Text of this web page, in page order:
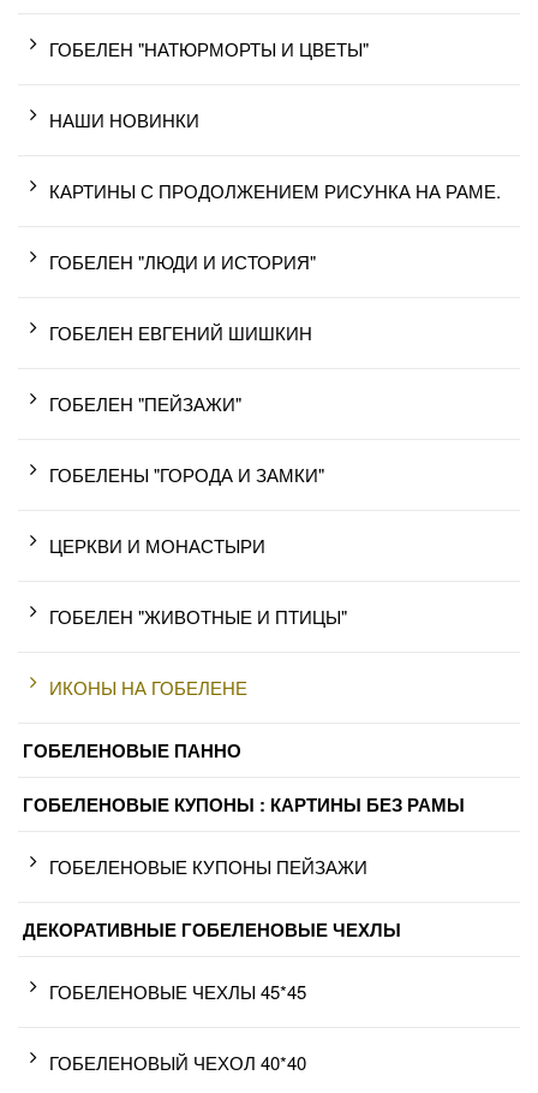
ГОБЕЛЕН "НАТЮРМОРТЫ И ЦВЕТЫ"
НАШИ НОВИНКИ
КАРТИНЫ С ПРОДОЛЖЕНИЕМ РИСУНКА НА РАМЕ.
ГОБЕЛЕН "ЛЮДИ И ИСТОРИЯ"
ГОБЕЛЕН ЕВГЕНИЙ ШИШКИН
ГОБЕЛЕН "ПЕЙЗАЖИ"
ГОБЕЛЕНЫ "ГОРОДА И ЗАМКИ"
ЦЕРКВИ И МОНАСТЫРИ
ГОБЕЛЕН "ЖИВОТНЫЕ И ПТИЦЫ"
ИКОНЫ НА ГОБЕЛЕНЕ
ГОБЕЛЕНОВЫЕ ПАННО
ГОБЕЛЕНОВЫЕ КУПОНЫ : КАРТИНЫ БЕЗ РАМЫ
ГОБЕЛЕНОВЫЕ КУПОНЫ ПЕЙЗАЖИ
ДЕКОРАТИВНЫЕ ГОБЕЛЕНОВЫЕ ЧЕХЛЫ
ГОБЕЛЕНОВЫЕ ЧЕХЛЫ 45*45
ГОБЕЛЕНОВЫЙ ЧЕХОЛ 40*40